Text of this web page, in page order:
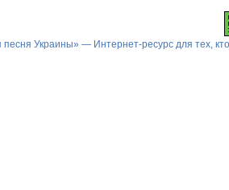
песня Украины» — Интернет-ресурс для тех,